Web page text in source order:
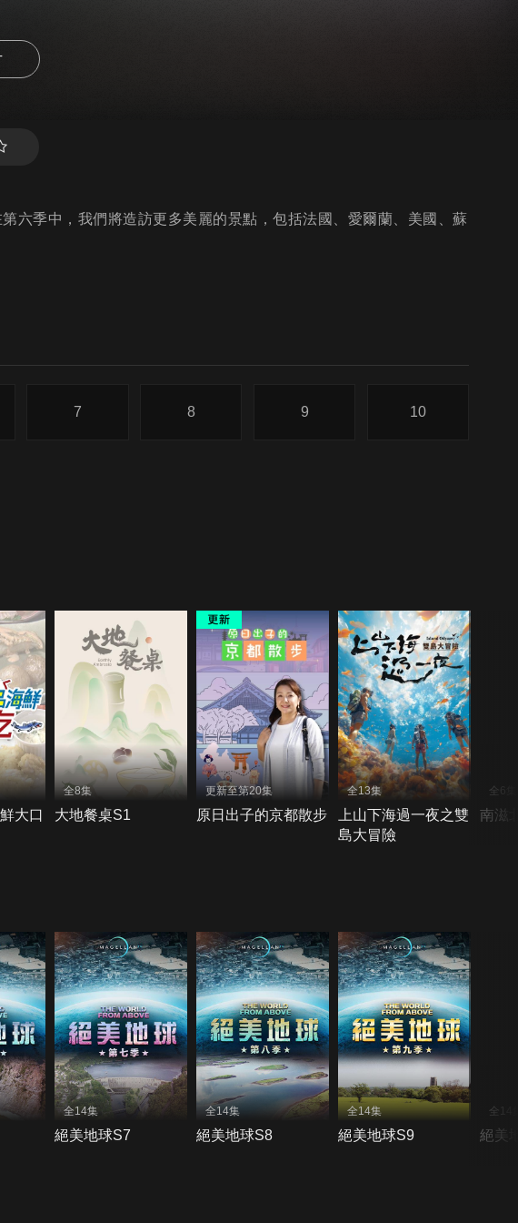
六季中，我們將造訪更多美麗的景點，包括法國、愛爾蘭、美國、蘇
7 8 9 10
大口
全8集
大地餐桌S1
更新至第20集
原日出子的京都散步
全13集
上山下海過一夜之雙
島大冒險
全6集
南滋
全14集
絕美地球S7
全14集
絕美地球S8
全14集
絕美地球S9
全14
絕美